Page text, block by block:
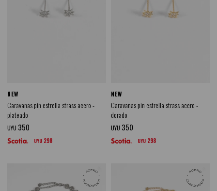
NEW
Caravanas pin estrella strass acero -
plateado
UYU 350
UYU 298
NEW
Caravanas pin estrella strass acero -
dorado
UYU 350
UYU 298